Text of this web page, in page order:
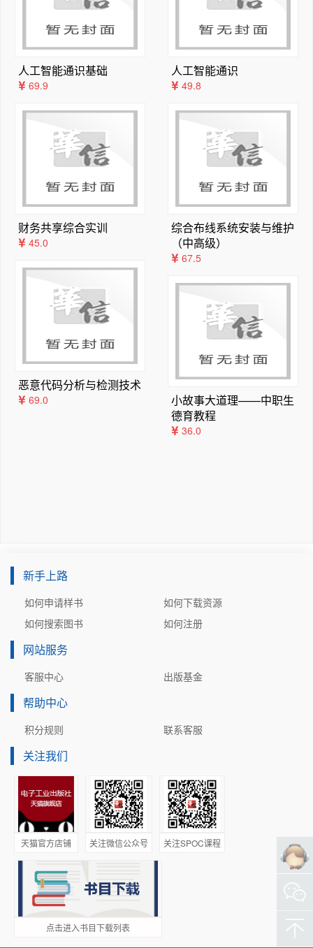
转型成为应用技术大学，但是由于传统学术惯性使然，这部
分院校仍然留恋研究型大学的“阳春白雪”，加之对职业教
育的偏见，很多新转型院校转型发展内在动力不足，由此出
现技术技能人才尤其是本科及以上层次技术技能人才培养存
在思想认识不到位、对技术技能人才的特征把握不准、培养
象。因此，借鉴欧洲等高等教育和职业教育先发国家的经
验，大力培养本科及以上层次的应用型技术技能人才是高等
教育适应我国经济社会发展的必然选择。
基于产业转型升级和实体经济发展的迫切需求，借鉴国外应
用技术大学办学经验，服务国家技术技能创新积累，融入区
域产业发展，建设能够承担起培养高层次、高素质技术技能
人才重任的应用技术大学迫在眉睫。其使命在于，立足于解
决我国社会经济发展面临高层次技术技能人才严重短缺的问
题，向现代生产服务一线提供既掌握现代科学技术知识又接
受过系统技能训练的应用型、复合型、创新型人才，特别是
产业链高端的技术技能人才，为我国的产业结构优化升级提
供人才保障，真正促进工业产品由“中国制造”到“中国智
造”和“中国创造”的转变。
我国是高等教育大国和人力资源大国，要建设高等教育强国
和人力资源强国需要一批不同类型的高水平大学，需要数以
千万计的高素质技术技能人才。高水平大学既包括高水平研
究型大学，也包括高水平应用技术大学。转型的应用技术大
学普遍确立了应用型的办学定位，应用型不代表低水平，大
学的办学类型与水平高低并不具有必然的联系。只有建设一
取科学有效的教育行动建设世界一流的应用技术大学。
理论，将世界一流应用技术大学的规制性和规范性制度—发
展路径、治理架构、大学章程、规章制度、教育理念、教学
作、政府关系、校友服务、国际发展等作为研究对象，基于
贝雷迪的比较四步法，搭建了“描述—解释—并置—比较”的研
世界一流应用技术大学进行剖析，在描述和解释之后，采用
比较研究法对三个个案的制度因素进行并置和比较，最后得
本书分为七章。第一章是绪论，主要内容包括研究缘起、研
究意义、研究综述和研究设计；第二章是基本概念和理论基
础；第三章是美国一流应用技术大学个案研究—以麻省理工
学院为例，剖析了美国麻省理工学院的发展历史、大学治理
架构与制度、人才培养、科研管理、社会服务和国际化发
展；第四章是德国一流应用技术大学个案研究—以慕尼黑工
架构与制度、人才培养、科研管理、社会服务和国际化发
展；第五章是新加坡一流应用技术大学个案研究—以南洋理
工大学为例，剖析了南洋理工大学的发展历史、大学治理架
人工智能通识基础
69.9
财务共享综合实训
45.0
恶意代码分析与检测技术
69.0
人工智能通识
49.8
综合布线系统安装与维护
（中高级）
67.5
小故事大道理——中职生
德育教程
36.0
新手上路
如何申请样书
如何下载资源
如何搜索图书
如何注册
网站服务
客服中心 出版基金
帮助中心
积分规则 联系客服
关注我们
天猫官方店铺 关注微信公众号 关注SPOC课程
点击进入书目下载列表